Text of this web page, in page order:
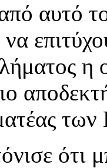
αυτό
να
η
ότι